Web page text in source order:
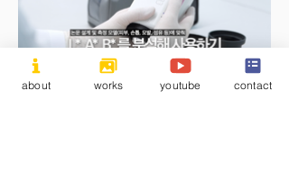
about works youtube contact